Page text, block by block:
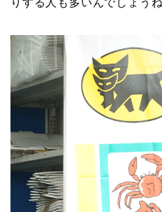
りする人も多いんでしょう